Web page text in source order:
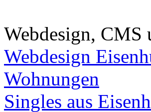
Webdesign, CMS
Webdesign
Wohnungen
Singles aus